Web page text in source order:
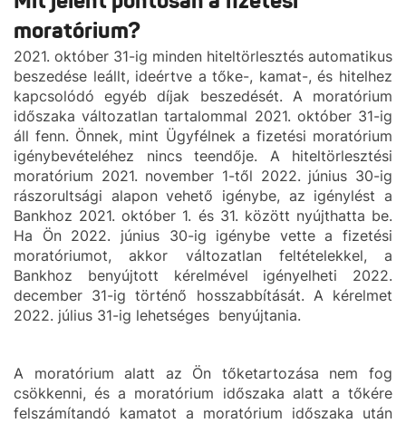
moratórium?
2021. október 31-ig minden hiteltörlesztés automatikus
beszedése leállt, ideértve a tőke-, kamat-, és hitelhez
kapcsolódó egyéb díjak beszedését. A moratórium
időszaka változatlan tartalommal 2021. október 31-ig
áll fenn. Önnek, mint Ügyfélnek a fizetési moratórium
igénybevételéhez nincs teendője. A hiteltörlesztési
moratórium 2021. november 1-től 2022. június 30-ig
rászorultsági alapon vehető igénybe, az igénylést a
Bankhoz 2021. október 1. és 31. között nyújthatta be.
Ha Ön 2022. június 30-ig igénybe vette a fizetési
moratóriumot, akkor változatlan feltételekkel, a
Bankhoz benyújtott kérelmével igényelheti 2022.
december 31-ig történő hosszabbítását. A kérelmet
2022. július 31-ig lehetséges benyújtania.
A moratórium alatt az Ön tőketartozása nem fog
csökkenni, és a moratórium időszaka alatt a tőkére
felszámítandó kamatot a moratórium időszaka után